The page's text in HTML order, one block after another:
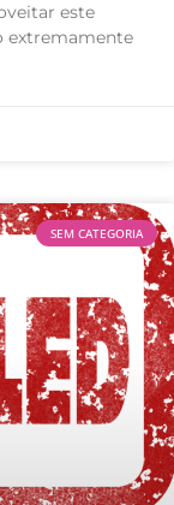
este
extremamente
SEM CATEGORIA